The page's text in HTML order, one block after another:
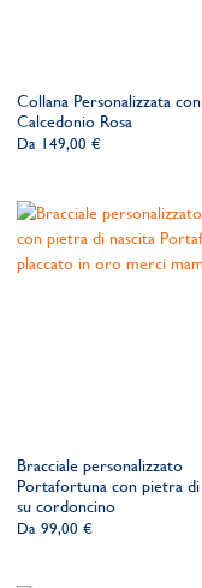
Collana Personalizzata con
Calcedonio Rosa
Da 149,00 €
Bracciale personalizzato
Portafortuna con pietra di
su cordoncino
Da 99,00 €